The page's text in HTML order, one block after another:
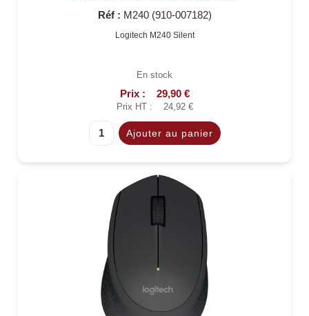
Réf : M240 (910-007182)
Logitech M240 Silent
En stock
Prix : 29,90 €
Prix HT : 24,92 €